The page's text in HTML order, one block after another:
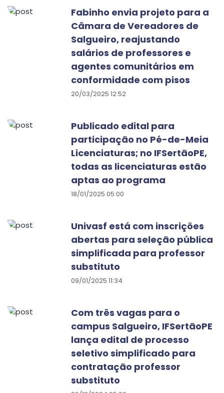
Fabinho envia projeto para a
Câmara de Vereadores de
Salgueiro, reajustando
salários de professores e
agentes comunitários em
conformidade com pisos
20/03/2025 12:52
Publicado edital para
participação no Pé-de-Meia
Licenciaturas; no IFSertãoPE,
todas as licenciaturas estão
aptas ao programa
18/01/2025 05:00
Univasf está com inscrições
abertas para seleção pública
simplificada para professor
substituto
09/01/2025 11:34
Com três vagas para o
campus Salgueiro, IFSertãoPE
lança edital de processo
seletivo simplificado para
contratação professor
substituto